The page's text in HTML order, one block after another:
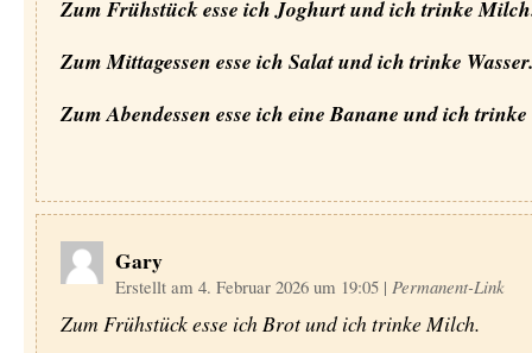
Zum Frühstück esse ich Joghurt und ich trinke
Zum Mittagessen esse ich Salat und ich trinke Wasser.
Zum Abendessen esse ich eine Banane und ich trinke
Gary
Erstellt am 4. Februar 2026 um 19:05 | Permanent-Link
Zum Frühstück esse ich Brot und ich trinke Milch.